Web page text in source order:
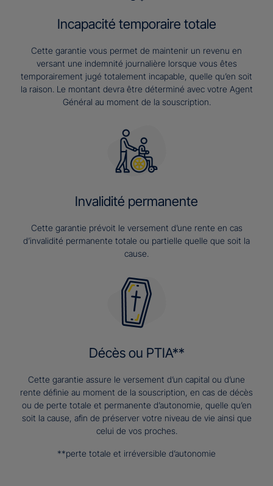
Incapacité temporaire totale
Cette garantie vous permet de maintenir un revenu en
versant une indemnité journalière lorsque vous êtes
temporairement jugé totalement incapable, quelle qu’en soit
la raison. Le montant devra être déterminé avec votre Agent
Général au moment de la souscription.
Invalidité permanente
Cette garantie prévoit le versement d’une rente en cas
d’invalidité permanente totale ou partielle quelle que soit la
cause.
Décès ou PTIA**
Cette garantie assure le versement d’un capital ou d’une
rente définie au moment de la souscription, en cas de décès
ou de perte totale et permanente d’autonomie, quelle qu’en
soit la cause, afin de préserver votre niveau de vie ainsi que
celui de vos proches.
**perte totale et irréversible d’autonomie